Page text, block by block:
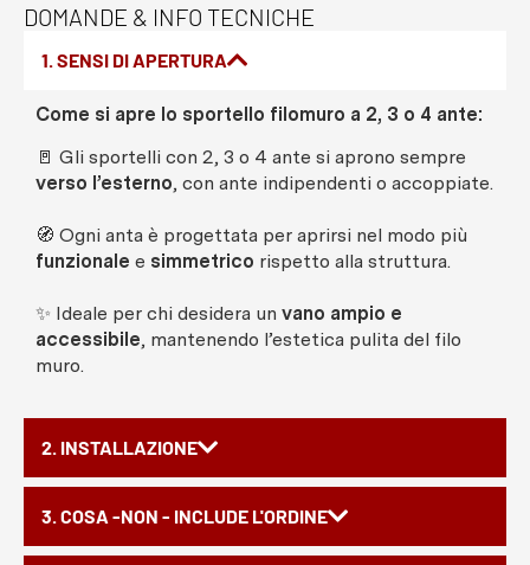
DOMANDE & INFO TECNICHE
1. SENSI DI APERTURA
2. INSTALLAZIONE
3. COSA -NON - INCLUDE L'ORDINE
Come si apre lo sportello filomuro a 2, 3 o 4 ante:
🚪 Gli sportelli con 2, 3 o 4 ante si aprono sempre
verso l’esterno, con ante indipendenti o accoppiate.
🧭 Ogni anta è progettata per aprirsi nel modo più
funzionale e simmetrico rispetto alla struttura.
✨ Ideale per chi desidera un vano ampio e
accessibile, mantenendo l’estetica pulita del filo
muro.